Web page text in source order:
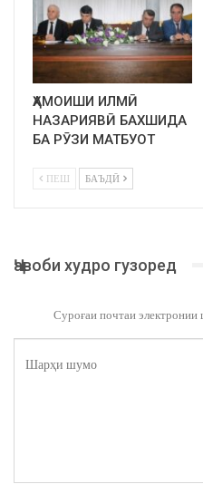
ҲАМОИШИ ИЛМӢ
НАЗАРИЯВӢ БАХШИДА
БА РӮЗИ МАТБУОТ
ПЕШ БАЪДӢ
Ҷавоби худро гузоред
Суроғаи почтаи